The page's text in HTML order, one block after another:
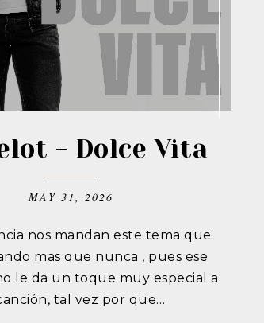
- Dolce Vita
MAY 31, 2026
nos mandan este tema que
mas que nunca , pues ese
le da un toque muy especial a
tal vez por que…